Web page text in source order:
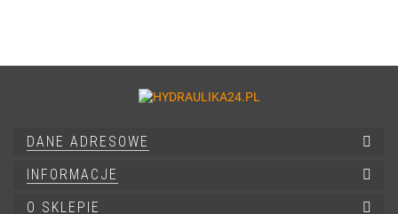
DANE ADRESOWE
INFORMACJE
O SKLEPIE